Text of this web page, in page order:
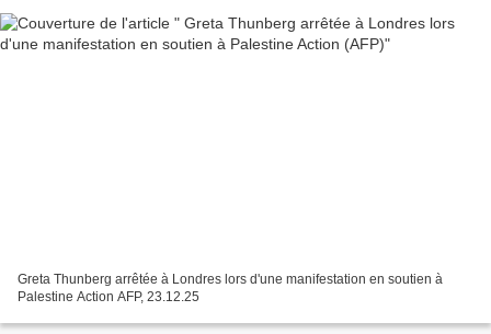
Greta Thunberg arrêtée à Londres lors d'une manifestation en soutien à
Palestine Action AFP, 23.12.25